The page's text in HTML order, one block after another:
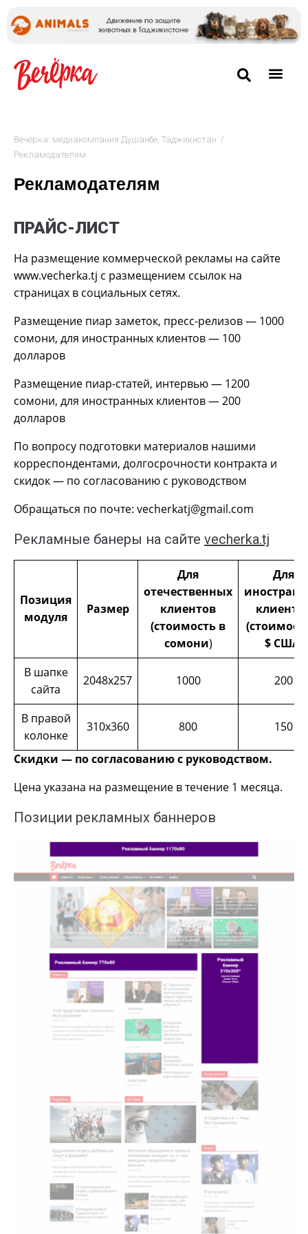
Вечёрка: медиакомпания Душанбе, Таджикистан /
Рекламодателям
Рекламодателям
ПРАЙС-ЛИСТ
На размещение коммерческой рекламы на сайте
www.vecherka.tj с размещением ссылок на
страницах в социальных сетях.
Размещение пиар заметок, пресс-релизов — 1000
сомони, для иностранных клиентов — 100
долларов
Размещение пиар-статей, интервью — 1200
сомони, для иностранных клиентов — 200
долларов
По вопросу подготовки материалов нашими
корреспондентами, долгосрочности контракта и
скидок — по согласованию с руководством
Обращаться по почте: vecherkatj@gmail.com
Рекламные банеры на сайте vecherka.tj
Позиция
модуля
Размер
Для
отечественных
клиентов
(стоимость в
сомони)
Для
$ США
В шапке
сайта
2048х257 1000 200
В правой
колонке
310х360 800 150
Скидки — по согласованию с руководством.
Цена указана на размещение в течение 1 месяца.
Позиции рекламных баннеров